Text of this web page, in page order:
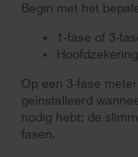
Begin met het
1-fase of 3-
Op een 3-fase
geïnstalleerd
nodig hebt; de
fasen.